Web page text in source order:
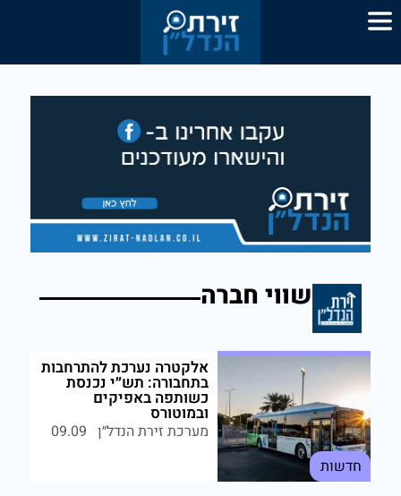
שווי חברה
חדשות
אלקטרה נערכת להתרחבות
בתחבורה: תש״י נכנסת
כשותפה באפיקים
ובמוטורס
מערכת זירת הנדל״ן 09.09